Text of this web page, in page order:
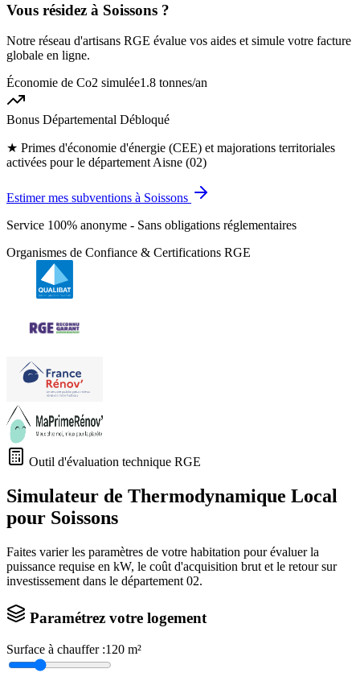
Vous résidez à Soissons ?
Notre réseau d'artisans RGE évalue vos aides et simule votre facture
globale en ligne.
Économie de Co2 simulée1.8 tonnes/an
Bonus Départemental Débloqué
★ Primes d'économie d'énergie (CEE) et majorations territoriales
activées pour le département Aisne (02)
Estimer mes subventions à Soissons
Service 100% anonyme - Sans obligations réglementaires
Organismes de Confiance & Certifications RGE
Outil d'évaluation technique RGE
Simulateur de Thermodynamique Local
pour Soissons
Faites varier les paramètres de votre habitation pour évaluer la
puissance requise en kW, le coût d'acquisition brut et le retour sur
investissement dans le département 02.
Paramétrez votre logement
Surface à chauffer :120 m²